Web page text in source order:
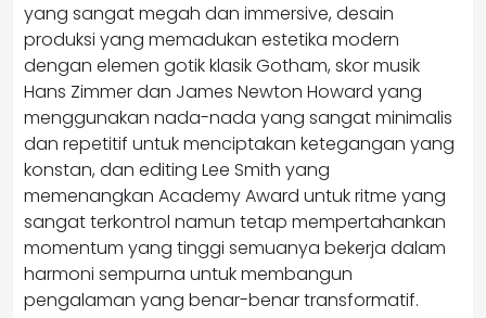
yang sangat megah dan immersive, desain
produksi yang memadukan estetika modern
dengan elemen gotik klasik Gotham, skor musik
Hans Zimmer dan James Newton Howard yang
menggunakan nada-nada yang sangat minimalis
dan repetitif untuk menciptakan ketegangan yang
konstan, dan editing Lee Smith yang
memenangkan Academy Award untuk ritme yang
sangat terkontrol namun tetap mempertahankan
momentum yang tinggi semuanya bekerja dalam
harmoni sempurna untuk membangun
pengalaman yang benar-benar transformatif.